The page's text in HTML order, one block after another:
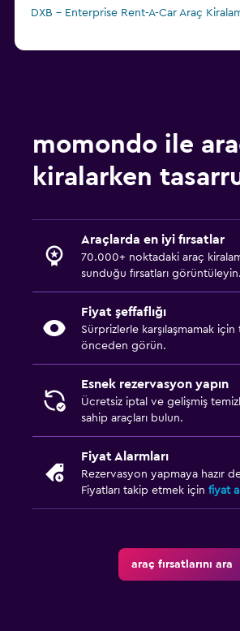
DXB - Enterprise Rent-A-Car Araç
momondo ile
kiralarken
Araçlarda en iyi fırsatlar
70.000+ noktadaki araç
sunduğu fırsatları görüntüleyin.
Fiyat şeffaflığı
Sürprizlerle karşılaşmamak
önceden görün.
Esnek rezervasyon yapın
Ücretsiz iptal ve gelişmiş
sahip araçları bulun.
Fiyat Alarmları
Rezervasyon yapmaya hazır
Fiyatları takip etmek için fiyat
araç fırsatlarını ara